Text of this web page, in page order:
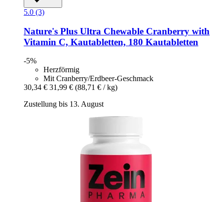
5.0 (3)
Nature's Plus Ultra Chewable Cranberry with
Vitamin C, Kautabletten, 180 Kautabletten
-5%
Herzförmig
Mit Cranberry/Erdbeer-Geschmack
30,34 € 31,99 € (88,71 € / kg)
Zustellung bis 13. August